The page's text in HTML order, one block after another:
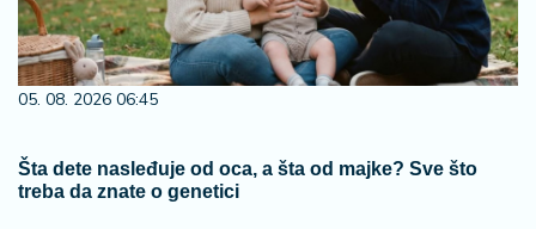
05. 08. 2026 06:45
Šta dete nasleđuje od oca, a šta od majke? Sve što
treba da znate o genetici